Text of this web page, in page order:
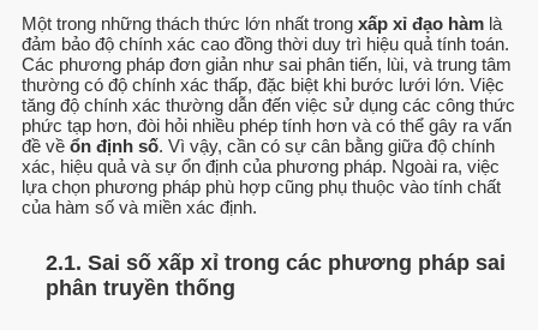
Một trong những thách thức lớn nhất trong xấp xỉ đạo hàm là
đảm bảo độ chính xác cao đồng thời duy trì hiệu quả tính toán.
Các phương pháp đơn giản như sai phân tiến, lùi, và trung tâm
thường có độ chính xác thấp, đặc biệt khi bước lưới lớn. Việc
tăng độ chính xác thường dẫn đến việc sử dụng các công thức
phức tạp hơn, đòi hỏi nhiều phép tính hơn và có thể gây ra vấn
đề về ổn định số. Vì vậy, cần có sự cân bằng giữa độ chính
xác, hiệu quả và sự ổn định của phương pháp. Ngoài ra, việc
lựa chọn phương pháp phù hợp cũng phụ thuộc vào tính chất
của hàm số và miền xác định.
2.1. Sai số xấp xỉ trong các phương pháp sai
phân truyền thống